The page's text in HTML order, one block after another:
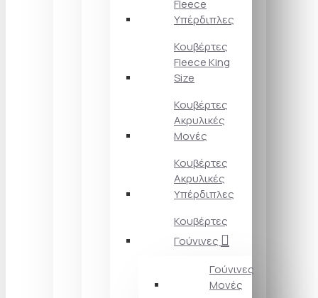
Fleece
Υπέρδιπλες
Κουβέρτες
Fleece King
Size
Κουβέρτες
Ακρυλικές
Μονές
Κουβέρτες
Ακρυλικές
Υπέρδιπλες
Κουβέρτες
Γούνινες
Γούνινες
Μονές